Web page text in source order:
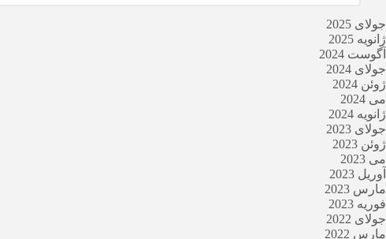
جولای 2025
ژانویه 2025
آگوست 2024
جولای 2024
ژوئن 2024
می 2024
ژانویه 2024
جولای 2023
ژوئن 2023
می 2023
آوریل 2023
مارس 2023
فوریه 2023
جولای 2022
مارس 2022